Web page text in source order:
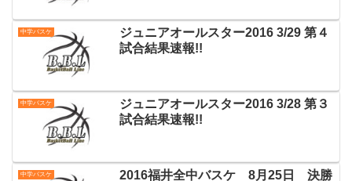
中学バスケ
ジュニアオールスター2016 3/29 第４
試合結果速報!!
中学バスケ
ジュニアオールスター2016 3/28 第３
試合結果速報!!
中学バスケ
2016福井全中バスケ 8月25日 決勝